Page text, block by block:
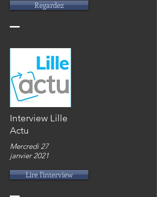
Regardez
Interview Lille
Actu
Mercredi 27
janvier 2021
Lire l'interview